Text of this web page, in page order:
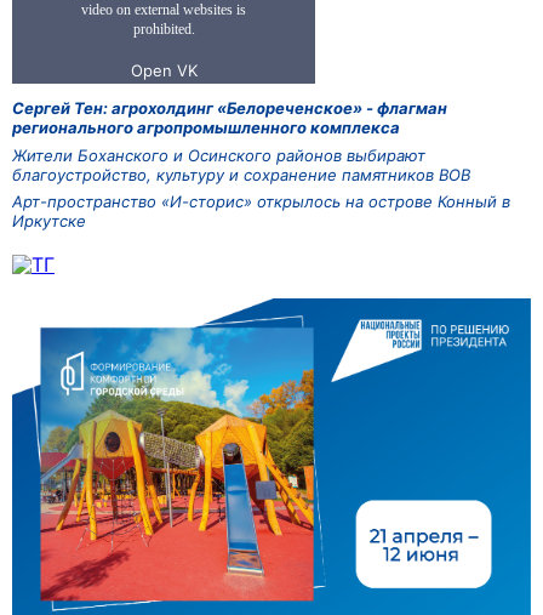
Сергей Тен: агрохолдинг «Белореченское» - флагман
регионального агропромышленного комплекса
Жители Боханского и Осинского районов выбирают
благоустройство, культуру и сохранение памятников ВОВ
Арт-пространство «И-сторис» открылось на острове Конный в
Иркутске